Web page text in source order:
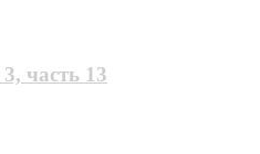
чacть 13